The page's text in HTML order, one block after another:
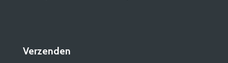
Verzenden